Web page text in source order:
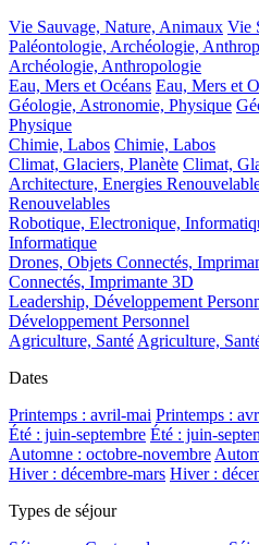
Vie Sauvage, Nature, Animaux Vie
Paléontologie, Archéologie,
Archéologie, Anthropologie
Eau, Mers et Océans Eau, Mers et
Géologie, Astronomie, Physique
Physique
Chimie, Labos Chimie, Labos
Climat, Glaciers, Planète Climat,
Architecture, Energies
Renouvelables
Robotique, Electronique,
Informatique
Drones, Objets Connectés,
Connectés, Imprimante 3D
Leadership, Développement
Développement Personnel
Agriculture, Santé Agriculture,
Dates
Printemps : avril-mai Printemps :
Été : juin-septembre Été : juin-
Automne : octobre-novembre
Hiver : décembre-mars Hiver :
Types de séjour